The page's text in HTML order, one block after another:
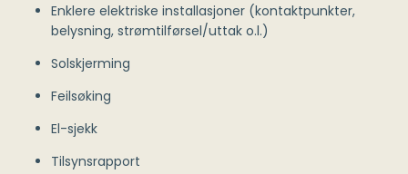
Enklere elektriske installasjoner (kontaktpunkter,
belysning, strømtilførsel/uttak o.l.)
Solskjerming
Feilsøking
El-sjekk
Tilsynsrapport